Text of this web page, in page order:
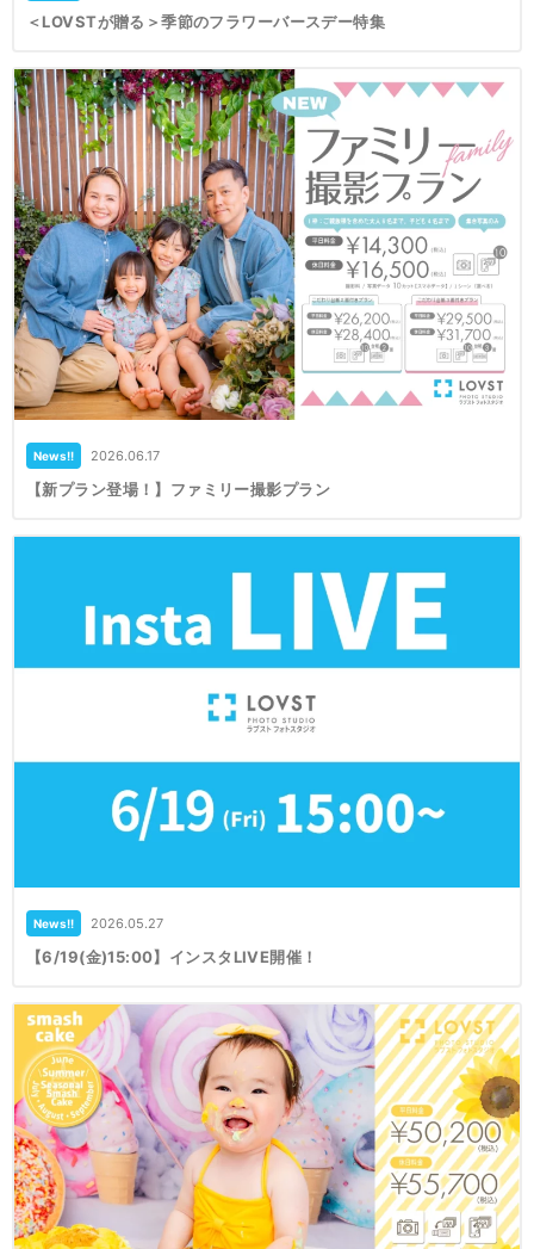
＜LOVSTが贈る＞季節のフラワーバースデー特集
News!! 2026.06.17
【新プラン登場！】ファミリー撮影プラン
News!! 2026.05.27
【6/19(金)15:00】インスタLIVE開催！